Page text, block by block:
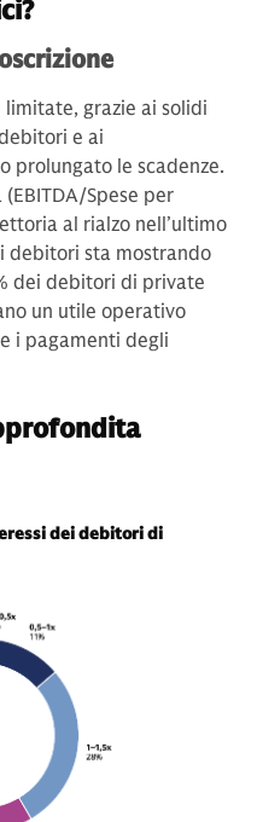
limitate, grazie ai solidi
e ai
prolungato le scadenze.
Spese per
al rialzo nell’ultimo
debitori sta mostrando
dei debitori di private
un utile operativo
i pagamenti degli
dei debitori di